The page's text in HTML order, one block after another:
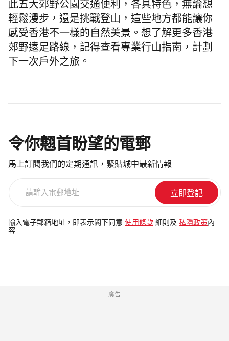
此五大郊野公園交通便利，各具特色，無論想
輕鬆漫步，還是挑戰登山，這些地方都能讓你
感受香港不一樣的自然美景。想了解更多香港
郊野遠足路線，記得查看專業行山指南，計劃
下一次戶外之旅。
令你翹首盼望的電郵
馬上訂閱我們的定期通訊，緊貼城中最新情報
電
郵
輸入電子郵箱地址，即表示閣下同意 使用條款 細則及 私隱政策內
容
廣告